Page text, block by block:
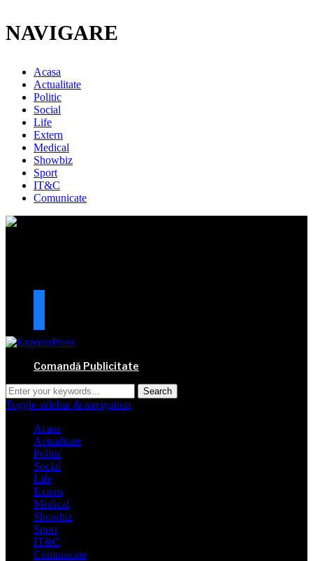
NAVIGARE
Acasa
Actualitate
Politic
Social
Life
Extern
Medical
Showbiz
Sport
IT&C
Comunicate
Comandă Publicitate
Toggle sidebar & navigation
Acasa
Actualitate
Politic
Social
Life
Extern
Medical
Showbiz
Sport
IT&C
Comunicate